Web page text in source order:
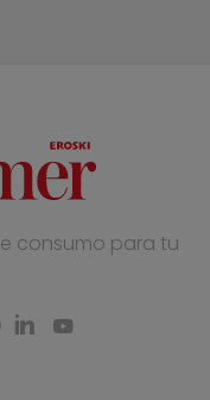
consumo para tu